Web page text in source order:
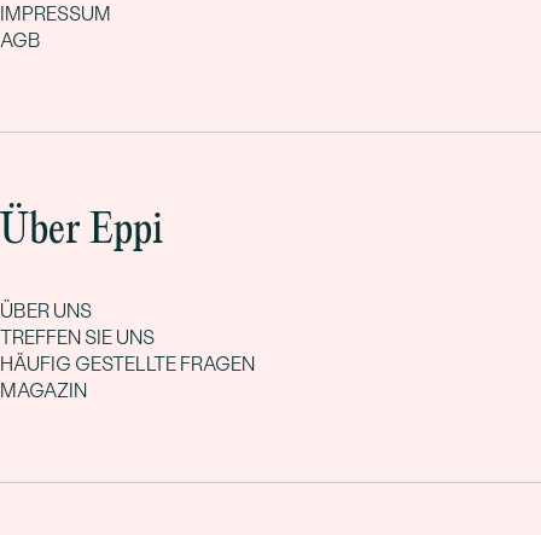
IMPRESSUM
AGB
Über Eppi
ÜBER UNS
TREFFEN SIE UNS
HÄUFIG GESTELLTE FRAGEN
MAGAZIN